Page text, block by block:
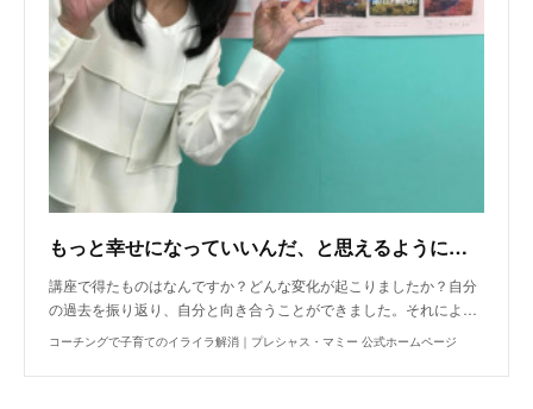
もっと幸せになっていいんだ、と思えるように｜石川友美さん
講座で得たものはなんですか？どんな変化が起こりましたか？自分
の過去を振り返り、自分と向き合うことができました。それによ…
コーチングで子育てのイライラ解消｜プレシャス・マミー 公式ホームページ